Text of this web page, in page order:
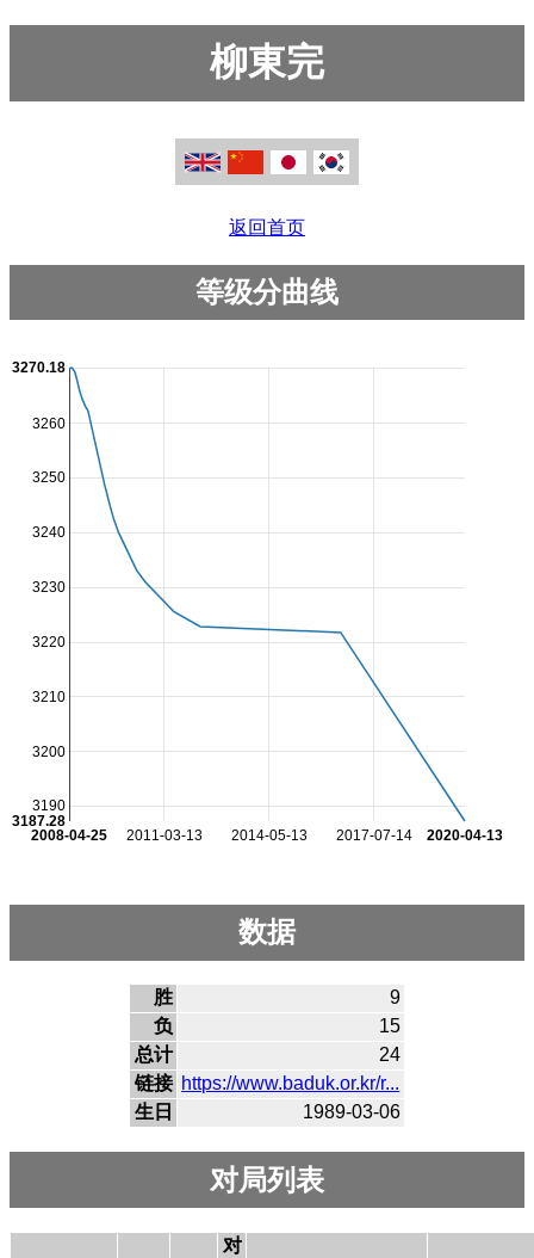
柳東完
返回首页
等级分曲线
2011-03-13 2014-05-13 2017-07-14
2008-04-25 2020-04-13
3190
3200
3210
3220
3230
3240
3250
3260
3187.28
3270.18
数据
胜
9
负
15
总计
24
链接 https://www.baduk.or.kr/r...
生日
1989-03-06
对局列表
对